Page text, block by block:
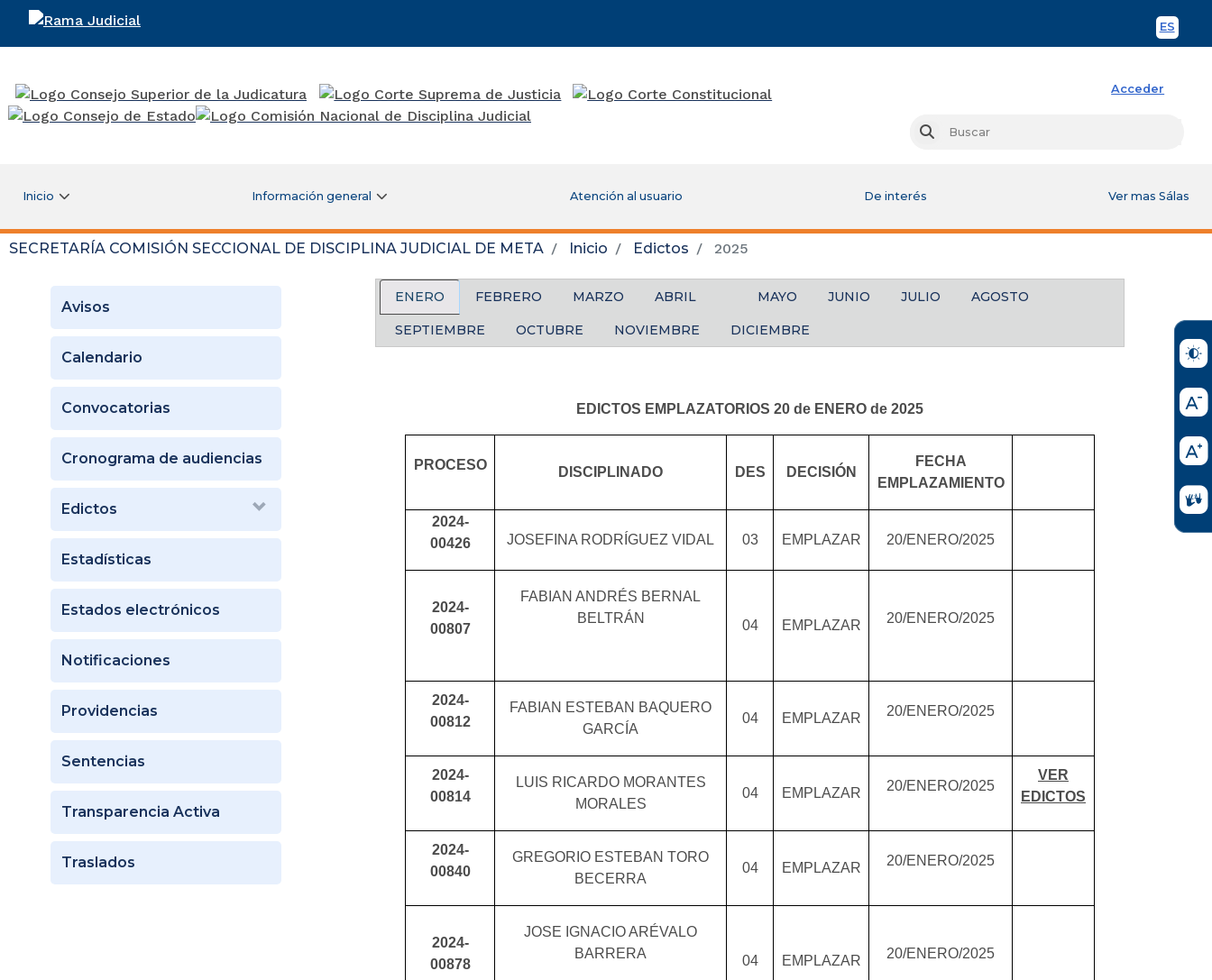
ES
Rama Judicial
Acceder
Buscar
Inicio Información general Atención al usuario De interés Ver mas Sálas
SECRETARÍA COMISIÓN SECCIONAL DE DISCIPLINA JUDICIAL DE META Inicio Edictos 2025
Avisos
Calendario
Convocatorias
Cronograma de audiencias
Edictos
Estadísticas
Estados electrónicos
Notificaciones
Providencias
Sentencias
Transparencia Activa
Traslados
ENERO FEBRERO MARZO ABRIL MAYO JUNIO JULIO AGOSTO
SEPTIEMBRE OCTUBRE NOVIEMBRE DICIEMBRE
EDICTOS EMPLAZATORIOS 20 de ENERO de 2025
PROCESO DISCIPLINADO DES DECISIÓN
FECHA
EMPLAZAMIENTO
2024-
00426
JOSEFINA RODRÍGUEZ VIDAL 03 EMPLAZAR 20/ENERO/2025
2024-
00807
FABIAN ANDRÉS BERNAL
BELTRÁN
04 EMPLAZAR 20/ENERO/2025
2024-
00812
FABIAN ESTEBAN BAQUERO
GARCÍA
04 EMPLAZAR 20/ENERO/2025
2024-
00814
LUIS RICARDO MORANTES
MORALES
04 EMPLAZAR 20/ENERO/2025
VER
EDICTOS
2024-
00840
GREGORIO ESTEBAN TORO
BECERRA
04 EMPLAZAR 20/ENERO/2025
2024-
00878
JOSE IGNACIO ARÉVALO
BARRERA
04 EMPLAZAR 20/ENERO/2025